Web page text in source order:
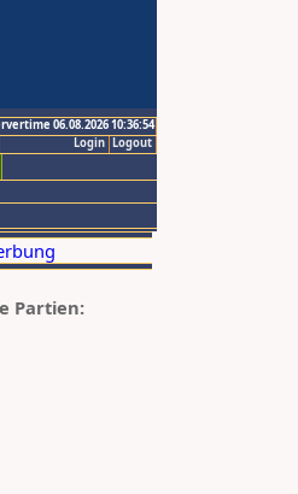
06.08.2026 10:36:54
Logout
Login
Partien: